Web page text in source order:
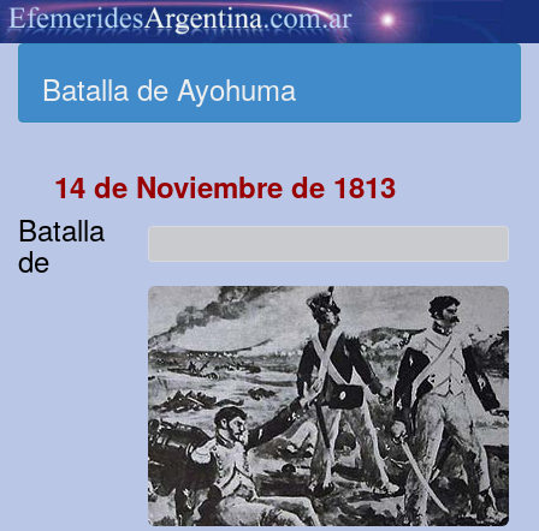
Batalla de Ayohuma
14 de Noviembre de 1813
Batalla
de